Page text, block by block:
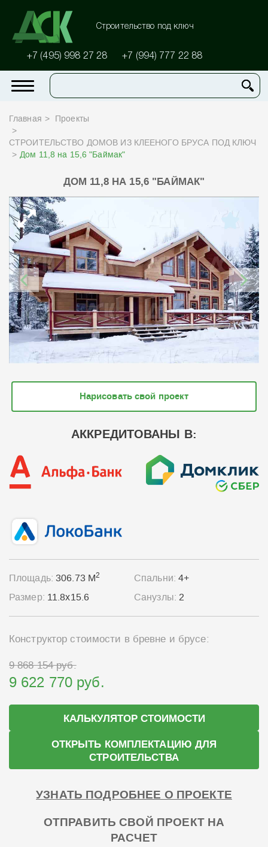
Строительство под ключ
+7 (495) 998 27 28 +7 (994) 777 22 88
Главная Проекты
СТРОИТЕЛЬСТВО ДОМОВ ИЗ КЛЕЕНОГО БРУСА ПОД КЛЮЧ
Дом 11,8 на 15,6 "Баймак"
ДОМ 11,8 НА 15,6 "БАЙМАК"
Нарисовать свой проект
АККРЕДИТОВАНЫ В:
Площадь:306.73 М2
Размер: 11.8x15.6
Спальни:4+
Санузлы:2
Конструктор стоимости в бревне и брусе:
9 868 154 руб.
9 622 770 руб.
КАЛЬКУЛЯТОР СТОИМОСТИ
ОТКРЫТЬ КОМПЛЕКТАЦИЮ ДЛЯ
СТРОИТЕЛЬСТВА
УЗНАТЬ ПОДРОБНЕЕ О ПРОЕКТЕ
ОТПРАВИТЬ СВОЙ ПРОЕКТ НА
РАСЧЕТ